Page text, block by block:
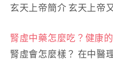
玄天上帝簡介 玄天上帝
腎虛中藥怎麼吃？健康
腎虛會怎麼樣？ 在中醫